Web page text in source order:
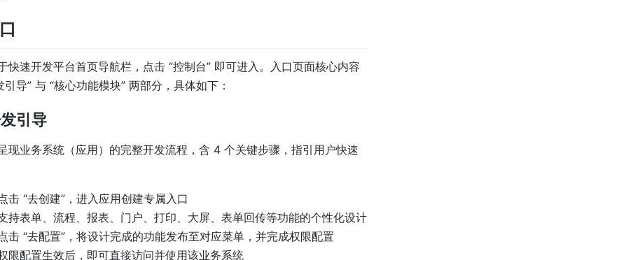
快速开发平台首页导航栏，点击 “控制台” 即可进入。入口页面核心内容
导” 与 “核心功能模块” 两部分，具体如下：
引导
现业务系统（应用）的完整开发流程，含 4 个关键步骤，指引用户快速
击 “去创建”，进入应用创建专属入口
持表单、流程、报表、门户、打印、大屏、表单回传等功能的个性化设计
击 “去配置”，将设计完成的功能发布至对应菜单，并完成权限配置
限配置生效后，即可直接访问并使用该业务系统